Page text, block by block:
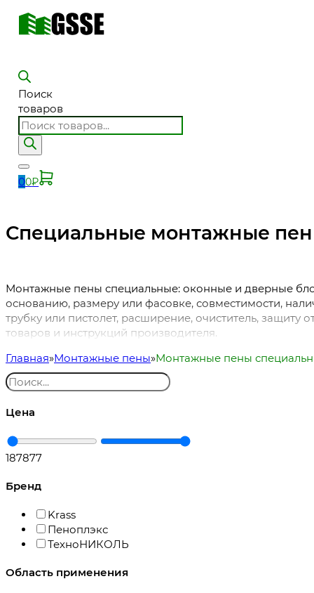
Поиск
товаров
00₽
Специальные монтажные
Монтажные пены специальные: оконные и дверные
основанию, размеру или фасовке, совместимости,
трубку или пистолет, расширение, очиститель, защиту
товаров и инструкций производителя.
Главная Монтажные пены Монтажные пены
Цена
187877
Бренд
Krass
Пеноплэкс
ТехноНИКОЛЬ
Область применения